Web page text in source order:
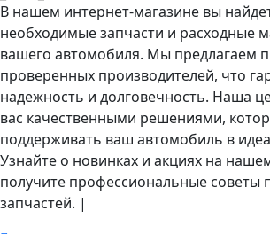
В нашем интернет-магазине вы
необходимые запчасти и расходные
вашего автомобиля. Мы предлагаем
проверенных производителей, что
надежность и долговечность. Наша
вас качественными решениями,
поддерживать ваш автомобиль в
Узнайте о новинках и акциях на
получите профессиональные советы
запчастей. |